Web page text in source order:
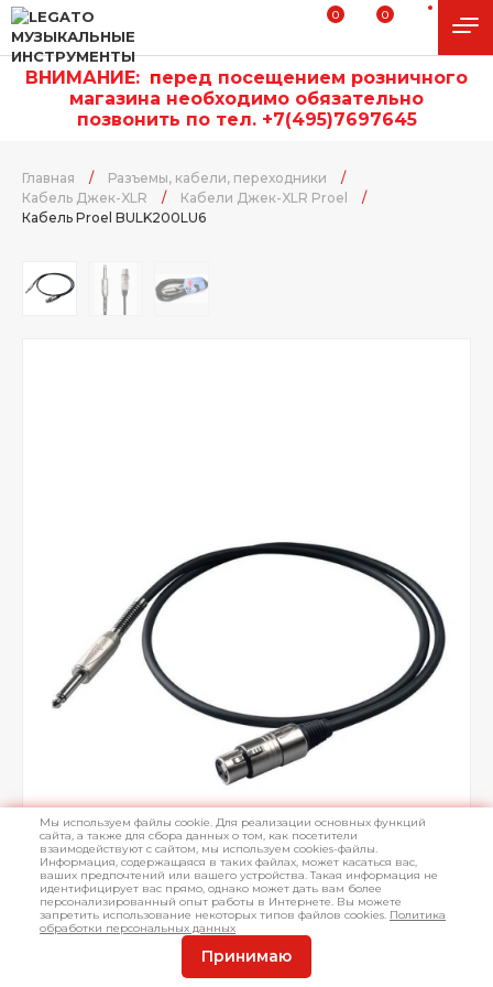
0 0
ВНИМАНИЕ: перед посещением розничного
магазина необходимо обязательно
позвонить по тел. +7(495)7697645
Главная / Разъемы, кабели, переходники
/
Кабель Джек-XLR
/ Кабели Джек-XLR Proel
/
Кабель Proel BULK200LU6
Мы используем файлы cookie. Для реализации основных функций
сайта, а также для сбора данных о том, как посетители
взаимодействуют с сайтом, мы используем cookies-файлы.
Информация, содержащаяся в таких файлах, может касаться вас,
ваших предпочтений или вашего устройства. Такая информация не
идентифицирует вас прямо, однако может дать вам более
персонализированный опыт работы в Интернете. Вы можете
запретить использование некоторых типов файлов cookies. Политика
обработки персональных данных
Принимаю